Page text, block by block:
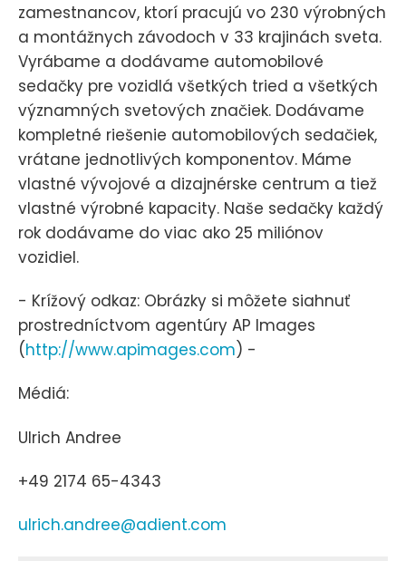
zamestnancov, ktorí pracujú vo 230 výrobných
a montážnych závodoch v 33 krajinách sveta.
Vyrábame a dodávame automobilové
sedačky pre vozidlá všetkých tried a všetkých
významných svetových značiek. Dodávame
kompletné riešenie automobilových sedačiek,
vrátane jednotlivých komponentov. Máme
vlastné vývojové a dizajnérske centrum a tiež
vlastné výrobné kapacity. Naše sedačky každý
rok dodávame do viac ako 25 miliónov
vozidiel.
- Krížový odkaz: Obrázky si môžete siahnuť
prostredníctvom agentúry AP Images
(http://www.apimages.com) -
Médiá:
Ulrich Andree
+49 2174 65-4343
ulrich.andree@adient.com